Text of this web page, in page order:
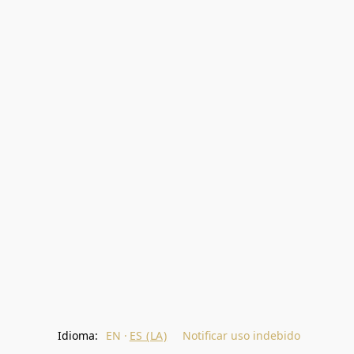
Idioma: EN ES (LA) Notificar uso indebido